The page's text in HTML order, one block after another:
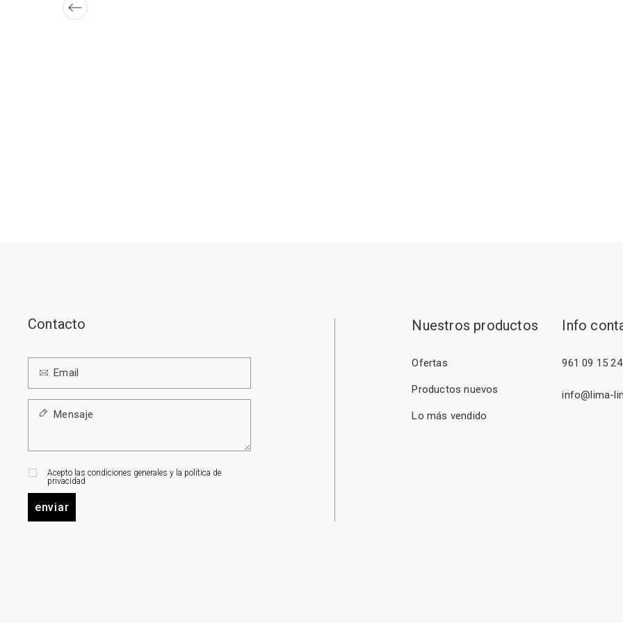
Contacto
Acepto las condiciones generales y la política de
privacidad
enviar
Nuestros productos
Ofertas
Productos nuevos
Lo más vendido
Info
961 09 15 24
info@lima-